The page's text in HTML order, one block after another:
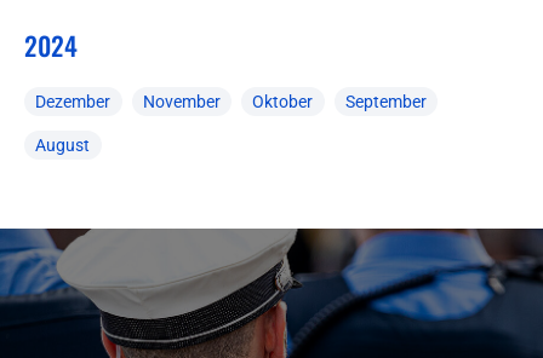
2024
Dezember November Oktober September
August